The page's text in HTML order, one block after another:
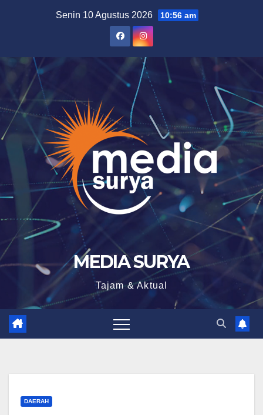
Senin 10 Agustus 2026 10:56 am
MEDIA SURYA
Tajam & Aktual
DAERAH